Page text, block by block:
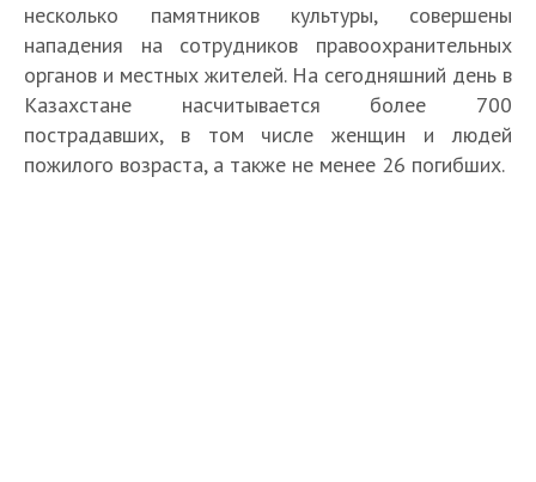
несколько памятников культуры, совершены
нападения на сотрудников правоохранительных
органов и местных жителей. На сегодняшний день в
Казахстане насчитывается более 700
пострадавших, в том числе женщин и людей
пожилого возраста, а также не менее 26 погибших.